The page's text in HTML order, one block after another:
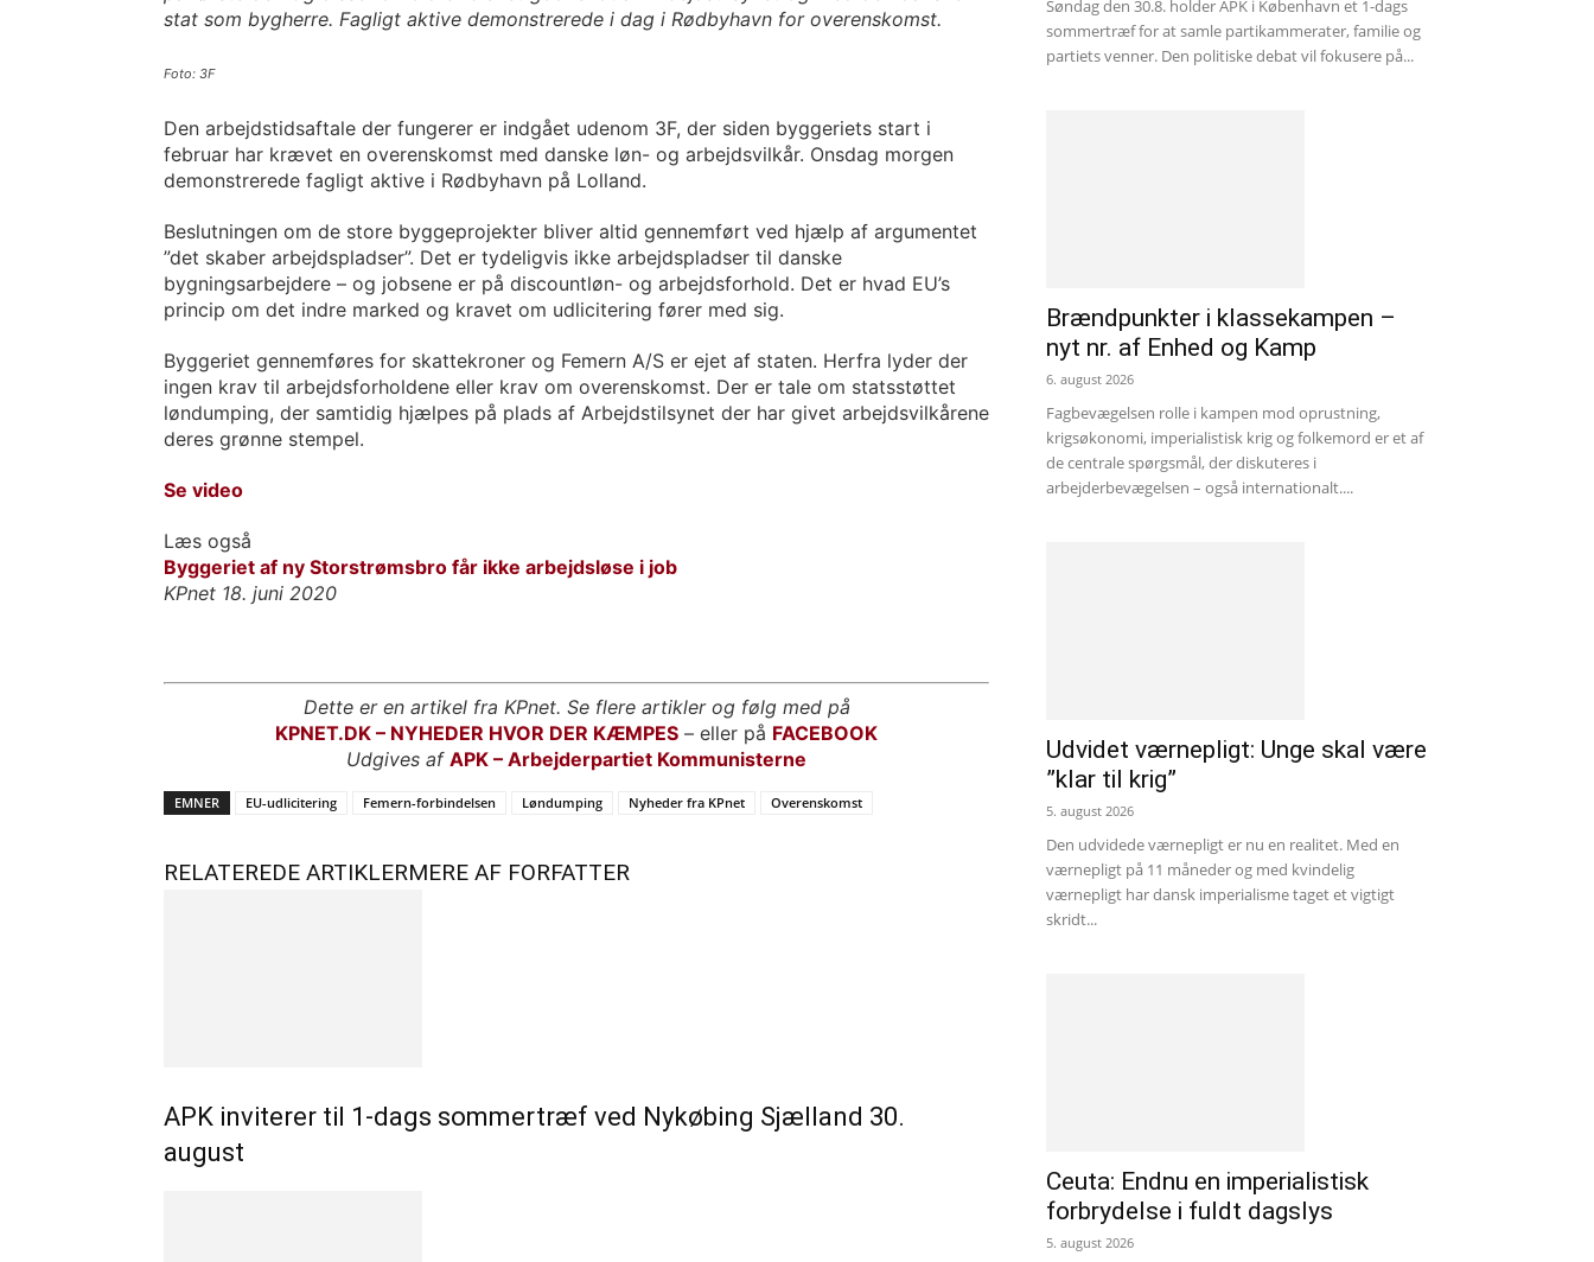
stat som bygherre. Fagligt aktive demonstrerede i dag i Rødbyhavn for overenskomst.
Foto: 3F
Den arbejdstidsaftale der fungerer er indgået udenom 3F, der siden byggeriets start i
februar har krævet en overenskomst med danske løn- og arbejdsvilkår. Onsdag morgen
demonstrerede fagligt aktive i Rødbyhavn på Lolland.
Beslutningen om de store byggeprojekter bliver altid gennemført ved hjælp af argumentet
”det skaber arbejdspladser”. Det er tydeligvis ikke arbejdspladser til danske
bygningsarbejdere – og jobsene er på discountløn- og arbejdsforhold. Det er hvad EU’s
princip om det indre marked og kravet om udlicitering fører med sig.
Byggeriet gennemføres for skattekroner og Femern A/S er ejet af staten. Herfra lyder der
ingen krav til arbejdsforholdene eller krav om overenskomst. Der er tale om statsstøttet
løndumping, der samtidig hjælpes på plads af Arbejdstilsynet der har givet arbejdsvilkårene
deres grønne stempel.
Se video
Læs også
Byggeriet af ny Storstrømsbro får ikke arbejdsløse i job
KPnet 18. juni 2020
Dette er en artikel fra KPnet. Se flere artikler og følg med på
KPNET.DK – NYHEDER HVOR DER KÆMPES – eller på FACEBOOK
Udgives af APK – Arbejderpartiet Kommunisterne
EMNER EU-udlicitering Femern-forbindelsen Løndumping Nyheder fra KPnet Overenskomst
RELATEREDE ARTIKLERMERE AF FORFATTER
APK inviterer til 1-dags sommertræf ved Nykøbing Sjælland 30.
august
Søndag den 30.8. holder APK i København et 1-dags
sommertræf for at samle partikammerater, familie og
partiets venner. Den politiske debat vil fokusere på...
Brændpunkter i klassekampen –
nyt nr. af Enhed og Kamp
6. august 2026
Fagbevægelsen rolle i kampen mod oprustning,
krigsøkonomi, imperialistisk krig og folkemord er et af
de centrale spørgsmål, der diskuteres i
arbejderbevægelsen – også internationalt....
Udvidet værnepligt: Unge skal være
”klar til krig”
5. august 2026
Den udvidede værnepligt er nu en realitet. Med en
værnepligt på 11 måneder og med kvindelig
værnepligt har dansk imperialisme taget et vigtigt
skridt...
Ceuta: Endnu en imperialistisk
forbrydelse i fuldt dagslys
5. august 2026